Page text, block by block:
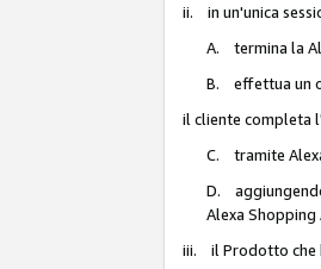
ii. in un'unica
A. termina la
B. effettua un
il cliente completa
C. tramite
D.
Alexa Shopping
iii. il Prodotto che